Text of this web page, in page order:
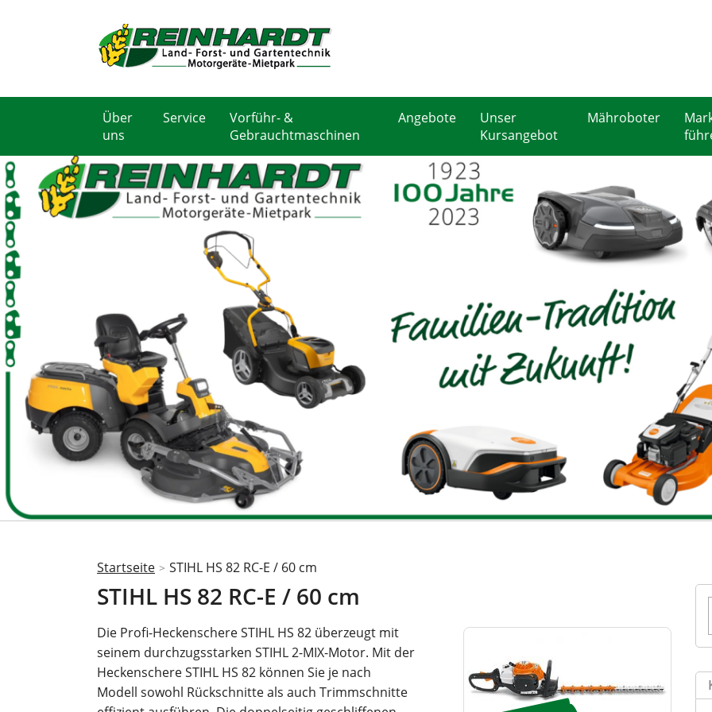
Über
uns
Service
Vorführ- &
Gebrauchtmaschinen
Angebote
Unser
Kursangebot
Mähroboter
Sie
sind
Startseite > STIHL HS 82 RC-E / 60 cm
STIHL HS 82 RC-E / 60 cm
Die Profi-Heckenschere STIHL HS 82 überzeugt mit
seinem durchzugsstarken STIHL 2-MIX-Motor. Mit der
Heckenschere STIHL HS 82 können Sie je nach
Modell sowohl Rückschnitte als auch Trimmschnitte